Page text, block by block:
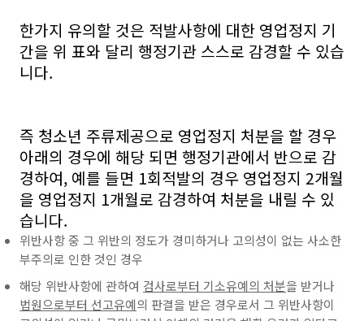
한가지 유의할 것은 적발사항에 대한 영업정지 기
간을 위 표와 달리 행정기관 스스로 감경할 수 있습
니다.
즉 청소년 주류제공으로 영업정지 처분을 할 경우
아래의 경우에 해당 되면 행정기관에서 반으로 감
경하여, 예를 들면 1회적발의 경우 영업정지 2개월
을 영업정지 1개월로 감경하여 처분을 내릴 수 있
습니다.
위반사항 중 그 위반의 정도가 경미하거나 고의성이 없는 사소한
부주의로 인한 것인 경우
해당 위반사항에 관하여 검사로부터 기소유예의 처분을 받거나
법원으로부터 선고유예의 판결을 받은 경우로서 그 위반사항이